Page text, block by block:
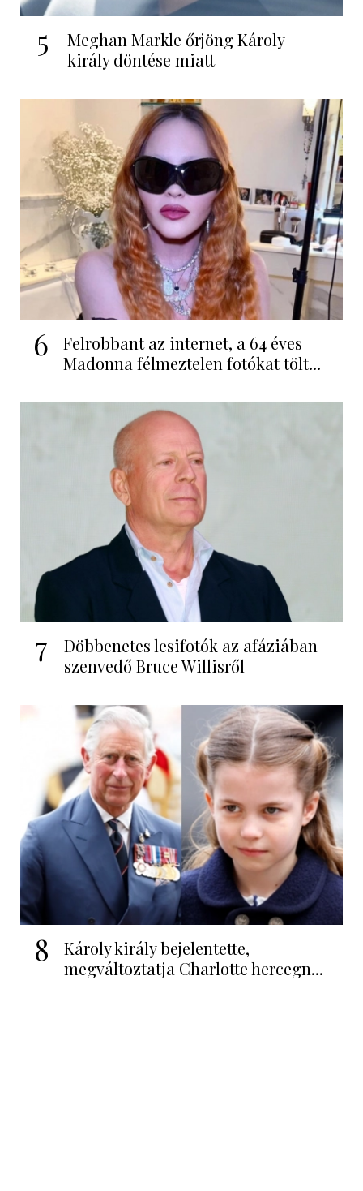
5
Meghan Markle őrjöng Károly
király döntése miatt
6
Felrobbant az internet, a 64 éves
Madonna félmeztelen fotókat tölt...
7
Döbbenetes lesifotók az afáziában
szenvedő Bruce Willisről
8
Károly király bejelentette,
megváltoztatja Charlotte hercegn...